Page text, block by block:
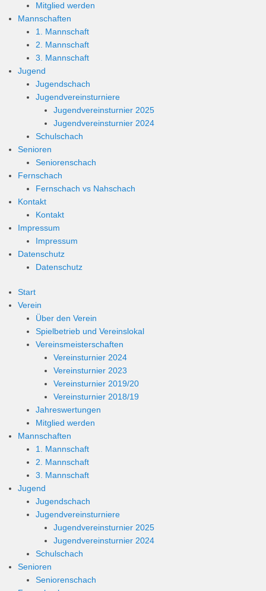
Mitglied werden
Mannschaften
1. Mannschaft
2. Mannschaft
3. Mannschaft
Jugend
Jugendschach
Jugendvereinsturniere
Jugendvereinsturnier 2025
Jugendvereinsturnier 2024
Schulschach
Senioren
Seniorenschach
Fernschach
Fernschach vs Nahschach
Kontakt
Kontakt
Impressum
Impressum
Datenschutz
Datenschutz
Start
Verein
Über den Verein
Spielbetrieb und Vereinslokal
Vereinsmeisterschaften
Vereinsturnier 2024
Vereinsturnier 2023
Vereinsturnier 2019/20
Vereinsturnier 2018/19
Jahreswertungen
Mitglied werden
Mannschaften
1. Mannschaft
2. Mannschaft
3. Mannschaft
Jugend
Jugendschach
Jugendvereinsturniere
Jugendvereinsturnier 2025
Jugendvereinsturnier 2024
Schulschach
Senioren
Seniorenschach